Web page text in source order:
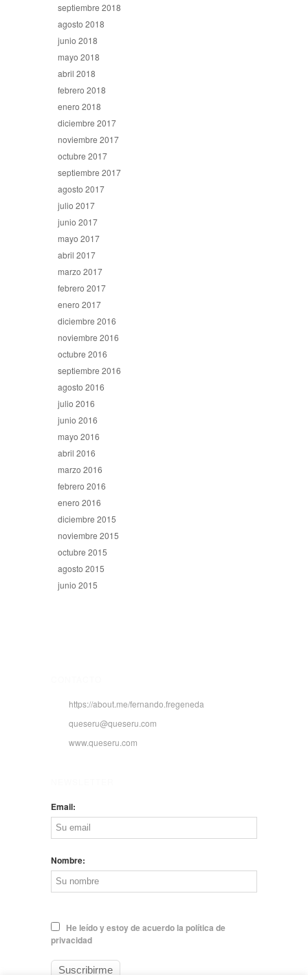
septiembre 2018
agosto 2018
junio 2018
mayo 2018
abril 2018
febrero 2018
enero 2018
diciembre 2017
noviembre 2017
octubre 2017
septiembre 2017
agosto 2017
julio 2017
junio 2017
mayo 2017
abril 2017
marzo 2017
febrero 2017
enero 2017
diciembre 2016
noviembre 2016
octubre 2016
septiembre 2016
agosto 2016
julio 2016
junio 2016
mayo 2016
abril 2016
marzo 2016
febrero 2016
enero 2016
diciembre 2015
noviembre 2015
octubre 2015
agosto 2015
junio 2015
https://about.me/fernando.fregeneda
queseru@queseru.com
www.queseru.com
Email:
Nombre:
He leído y estoy de acuerdo la política de
privacidad